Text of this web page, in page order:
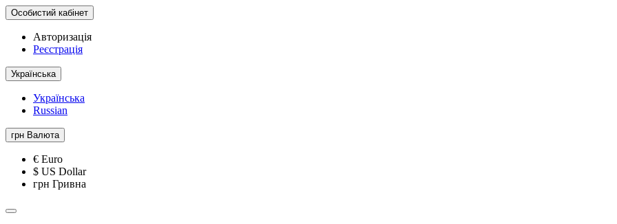
Особистий кабінет
Авторизація
Реєстрація
Українська
Українська
Russian
грн Валюта
€ Euro
$ US Dollar
грн Гривна